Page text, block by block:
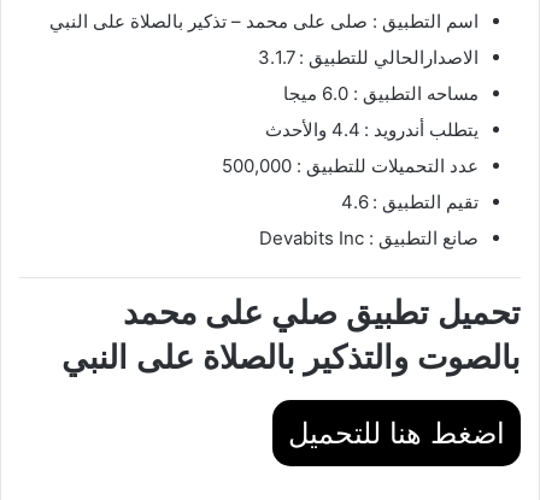
اسم التطبيق : صلى على محمد – تذكير بالصلاة على النبي
الاصدارالحالي للتطبيق : 3.1.7
مساحه التطبيق : 6.0 ميجا
يتطلب أندرويد : 4.4 والأحدث
عدد التحميلات للتطبيق : 500,000
تقيم التطبيق : 4.6
صانع التطبيق : Devabits Inc
تحميل تطبيق صلي على محمد
بالصوت والتذكير بالصلاة على النبي
اضغط هنا للتحميل